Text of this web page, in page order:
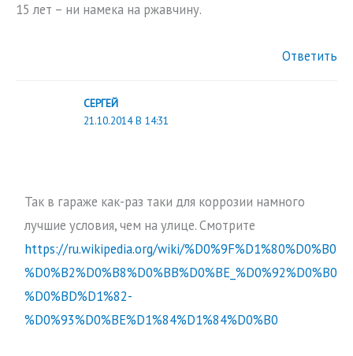
15 лет – ни намека на ржавчину.
Ответить
СЕРГЕЙ
21.10.2014 В 14:31
Так в гараже как-раз таки для коррозии намного
лучшие условия, чем на улице. Смотрите
https://ru.wikipedia.org/wiki/%D0%9F%D1%80%D0%B0
%D0%B2%D0%B8%D0%BB%D0%BE_%D0%92%D0%B0
%D0%BD%D1%82-
%D0%93%D0%BE%D1%84%D1%84%D0%B0